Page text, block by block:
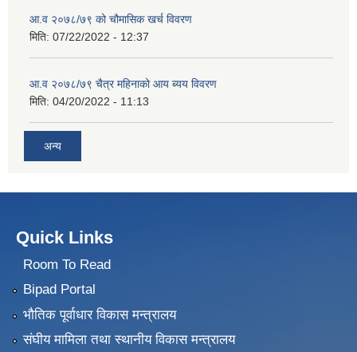
आ.व २०७८/७९ को चौमासिक खर्च विवरण
मिति: 07/22/2022 - 12:37
आ.व २०७८/७९ चैत्र महिनाको आय ब्यय विवरण
मिति: 04/20/2022 - 11:13
अन्य
Quick Links
Room To Read
Bipad Portal
भौतिक पूर्वाधार विकास मन्त्रालय
संघीय मामिला तथा स्थानीय विकास मन्त्रालय